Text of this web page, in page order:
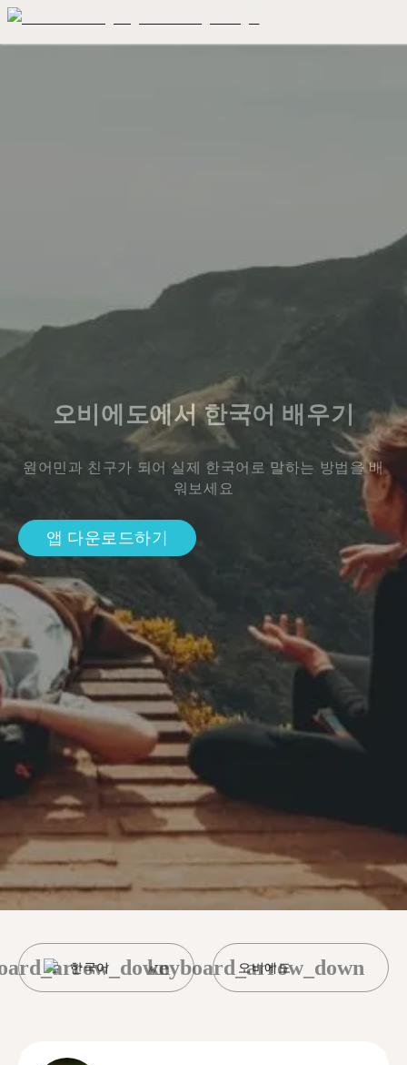
오비에도에서 한국어 배우기
원어민과 친구가 되어 실제 한국어로 말하는 방법을 배
워보세요
앱 다운로드하기
한국어 오비에도
keyboard_arrow_down